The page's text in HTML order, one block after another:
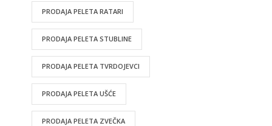
PRODAJA PELETA RATARI
PRODAJA PELETA STUBLINE
PRODAJA PELETA TVRDOJEVCI
PRODAJA PELETA UŠĆE
PRODAJA PELETA ZVEČKA